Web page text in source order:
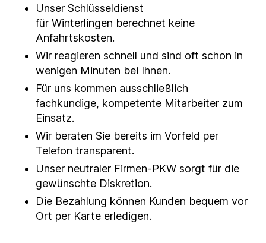
Unser Schlüsseldienst
für Winterlingen berechnet keine
Anfahrtskosten.
Wir reagieren schnell und sind oft schon in
wenigen Minuten bei Ihnen.
Für uns kommen ausschließlich
fachkundige, kompetente Mitarbeiter zum
Einsatz.
Wir beraten Sie bereits im Vorfeld per
Telefon transparent.
Unser neutraler Firmen-PKW sorgt für die
gewünschte Diskretion.
Die Bezahlung können Kunden bequem vor
Ort per Karte erledigen.